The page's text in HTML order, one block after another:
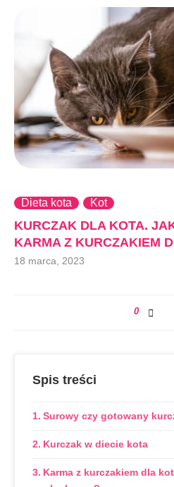
Dieta kota Kot
KURCZAK DLA KOTA.
KARMA Z KURCZAKIEM
18 marca, 2023
0
Spis treści
Surowy czy gotowany
Kurczak w diecie kota
Karma z kurczakiem dla